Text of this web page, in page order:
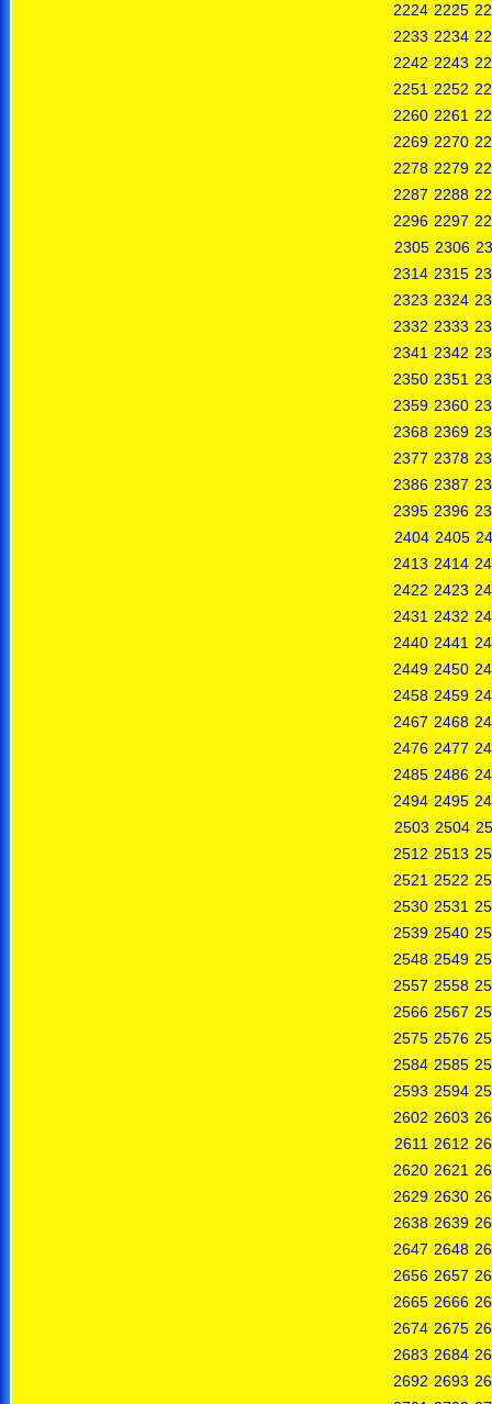
2224 2225
2233 2234
2242 2243
2251 2252
2260 2261
2269 2270
2278 2279
2287 2288
2296 2297
2305 2306
2314 2315
2323 2324
2332 2333
2341 2342
2350 2351
2359 2360
2368 2369
2377 2378
2386 2387
2395 2396
2404 2405
2413 2414
2422 2423
2431 2432
2440 2441
2449 2450
2458 2459
2467 2468
2476 2477
2485 2486
2494 2495
2503 2504
2512 2513
2521 2522
2530 2531
2539 2540
2548 2549
2557 2558
2566 2567
2575 2576
2584 2585
2593 2594
2602 2603
2611 2612
2620 2621
2629 2630
2638 2639
2647 2648
2656 2657
2665 2666
2674 2675
2683 2684
2692 2693